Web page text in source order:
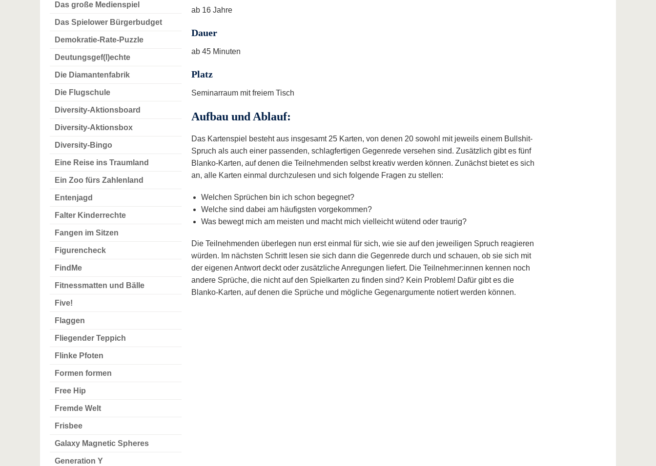
Das große Medienspiel
Das Spielower Bürgerbudget
Demokratie-Rate-Puzzle
Deutungsgef(l)echte
Die Diamantenfabrik
Die Flugschule
Diversity-Aktionsboard
Diversity-Aktionsbox
Diversity-Bingo
Eine Reise ins Traumland
Ein Zoo fürs Zahlenland
Entenjagd
Falter Kinderrechte
Fangen im Sitzen
Figurencheck
FindMe
Fitnessmatten und Bälle
Five!
Flaggen
Fliegender Teppich
Flinke Pfoten
Formen formen
Free Hip
Fremde Welt
Frisbee
Galaxy Magnetic Spheres
Generation Y
ab 16 Jahre
Dauer
ab 45 Minuten
Platz
Seminarraum mit freiem Tisch
Aufbau und Ablauf:
Das Kartenspiel besteht aus insgesamt 25 Karten, von denen 20 sowohl mit jeweils einem Bullshit-
Spruch als auch einer passenden, schlagfertigen Gegenrede versehen sind. Zusätzlich gibt es fünf
Blanko-Karten, auf denen die Teilnehmenden selbst kreativ werden können. Zunächst bietet es sich
an, alle Karten einmal durchzulesen und sich folgende Fragen zu stellen:
Welchen Sprüchen bin ich schon begegnet?
Welche sind dabei am häufigsten vorgekommen?
Was bewegt mich am meisten und macht mich vielleicht wütend oder traurig?
Die Teilnehmenden überlegen nun erst einmal für sich, wie sie auf den jeweiligen Spruch reagieren
würden. Im nächsten Schritt lesen sie sich dann die Gegenrede durch und schauen, ob sie sich mit
der eigenen Antwort deckt oder zusätzliche Anregungen liefert. Die Teilnehmer:innen kennen noch
andere Sprüche, die nicht auf den Spielkarten zu finden sind? Kein Problem! Dafür gibt es die
Blanko-Karten, auf denen die Sprüche und mögliche Gegenargumente notiert werden können.